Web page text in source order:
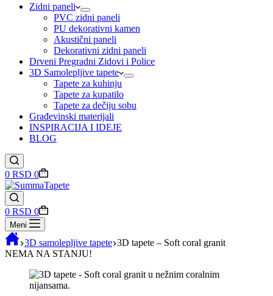
Zidni paneli
PVC zidni paneli
PU dekorativni kamen
Akustični paneli
Dekorativni zidni paneli
Drveni Pregradni Zidovi i Police
3D Samolepljive tapete
Tapete za kuhinju
Tapete za kupatilo
Tapete za dečiju sobu
Građevinski materijali
INSPIRACIJA I IDEJE
BLOG
Shopping
cart
0 RSD 0
Shopping
cart
0 RSD 0
Meni
3D samolepljive tapete 3D tapete – Soft coral granit
NEMA NA STANJU!